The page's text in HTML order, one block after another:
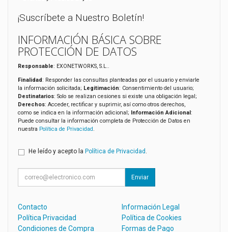
¡Suscríbete a Nuestro Boletín!
INFORMACIÓN BÁSICA SOBRE
PROTECCIÓN DE DATOS
Responsable: EXONETWORKS, S.L..
Finalidad: Responder las consultas planteadas por el usuario y enviarle
la información solicitada; Legitimación: Consentimiento del usuario;
Destinatarios: Solo se realizan cesiones si existe una obligación legal;
Derechos: Acceder, rectificar y suprimir, así como otros derechos,
como se indica en la información adicional; Información Adicional:
Puede consultar la información completa de Protección de Datos en
nuestra Política de Privacidad.
He leído y acepto la Política de Privacidad .
Enviar
Contacto
Información Legal
Política Privacidad
Política de Cookies
Condiciones de Compra
Formas de Pago